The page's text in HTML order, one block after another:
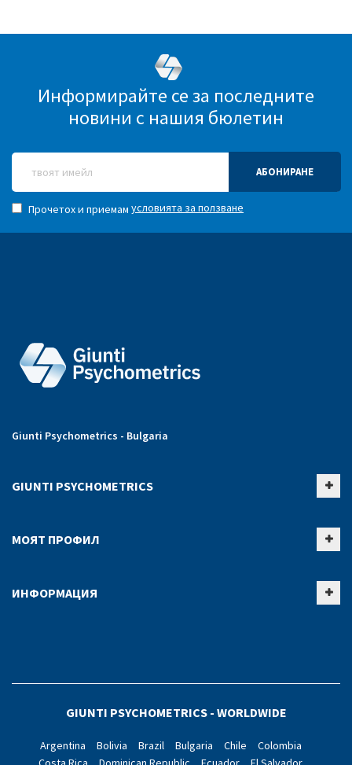
Информирайте се за последните
новини с нашия бюлетин
АБОНИРАНЕ
Прочетох и приемам условията за ползване
Giunti Psychometrics - Bulgaria
GIUNTI PSYCHOMETRICS
МОЯТ ПРОФИЛ
ИНФОРМАЦИЯ
GIUNTI PSYCHOMETRICS - WORLDWIDE
Argentina Bolivia Brazil Bulgaria Chile
Colombia